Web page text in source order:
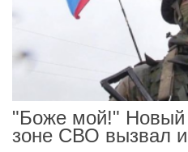
"Боже мой!" Новый
зоне СВО вызвал